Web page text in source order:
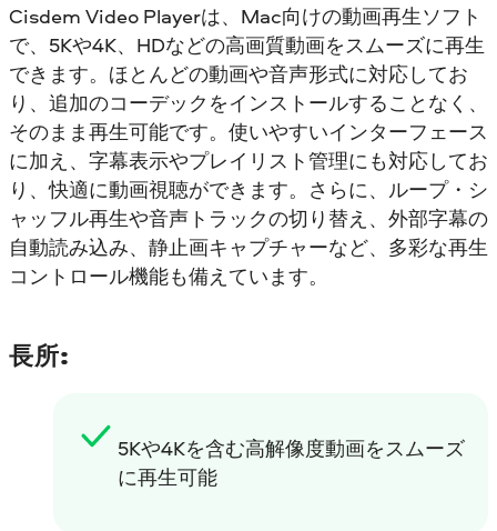
Cisdem Video Playerは、Mac向けの動画再生ソフト
で、5Kや4K、HDなどの高画質動画をスムーズに再生
できます。ほとんどの動画や音声形式に対応してお
り、追加のコーデックをインストールすることなく、
そのまま再生可能です。使いやすいインターフェース
に加え、字幕表示やプレイリスト管理にも対応してお
り、快適に動画視聴ができます。さらに、ループ・シ
ャッフル再生や音声トラックの切り替え、外部字幕の
自動読み込み、静止画キャプチャーなど、多彩な再生
コントロール機能も備えています。
長所:
5Kや4Kを含む高解像度動画をスムーズ
に再生可能